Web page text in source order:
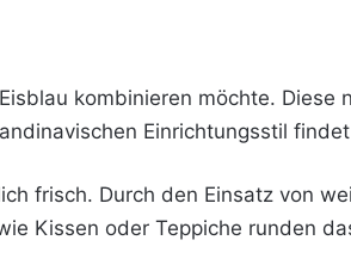
kombinieren möchte. Diese
Einrichtungsstil
frisch. Durch den Einsatz von
Kissen oder Teppiche runden